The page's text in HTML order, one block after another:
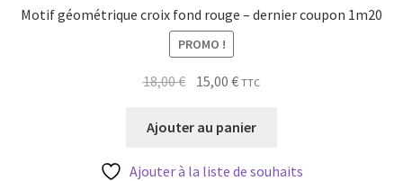
Motif géométrique croix fond rouge – dernier coupon 1m20
PROMO !
18,00€ Le
initial
18,00 €.
15,00€Le
actuel
15,00 €.
TTC
Ajouter au panier
Ajouter à la liste de souhaits